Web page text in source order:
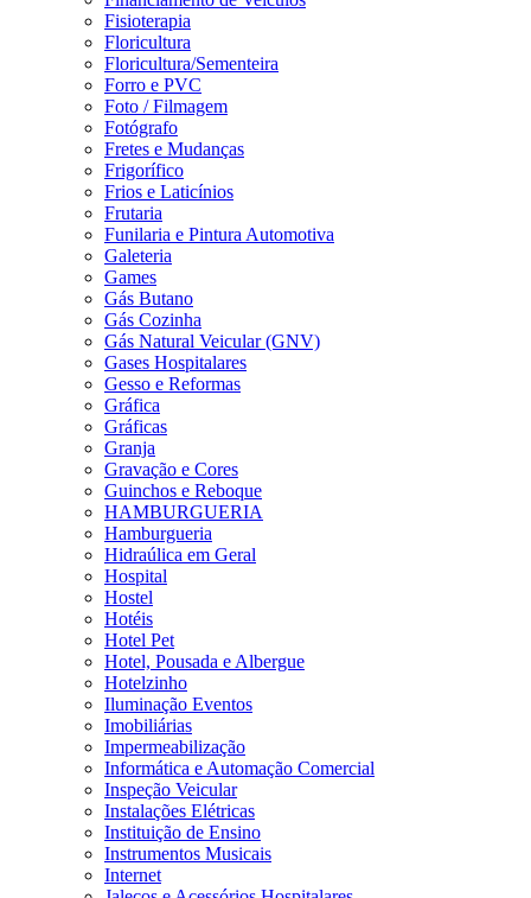
Fisioterapia
Floricultura
Floricultura/Sementeira
Forro e PVC
Foto / Filmagem
Fotógrafo
Fretes e Mudanças
Frigorífico
Frios e Laticínios
Frutaria
Funilaria e Pintura Automotiva
Galeteria
Games
Gás Butano
Gás Cozinha
Gás Natural Veicular (GNV)
Gases Hospitalares
Gesso e Reformas
Gráfica
Gráficas
Granja
Gravação e Cores
Guinchos e Reboque
HAMBURGUERIA
Hamburgueria
Hidraúlica em Geral
Hospital
Hostel
Hotéis
Hotel Pet
Hotel, Pousada e Albergue
Hotelzinho
Iluminação Eventos
Imobiliárias
Impermeabilização
Informática e Automação Comercial
Inspeção Veicular
Instalações Elétricas
Instituição de Ensino
Instrumentos Musicais
Internet